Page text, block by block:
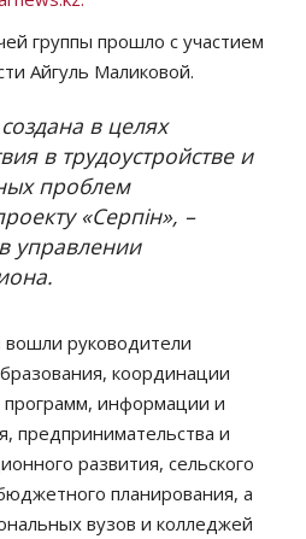
группы прошло с участием
Айгуль Маликовой.
в целях
в трудоустройстве и
проблем
«Серпін», –
управлении
вошли руководители
координации
программ, информации и
предпринимательства и
развития, сельского
планирования, а
вузов и колледжей